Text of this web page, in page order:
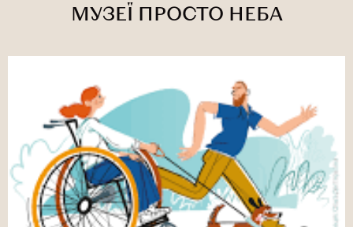
МУЗЕЇ ПРОСТО НЕБА